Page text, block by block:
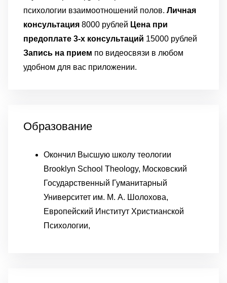
психологии взаимоотношений полов. Личная
консультация 8000 рублей Цена при
предоплате 3-х консультаций 15000 рублей
Запись на прием по видеосвязи в любом
удобном для вас приложении.
Образование
Окончил Высшую школу теологии
Brooklyn School Theology, Московский
Государственный Гуманитарный
Университет им. М. А. Шолохова,
Европейский Институт Христианской
Психологии,